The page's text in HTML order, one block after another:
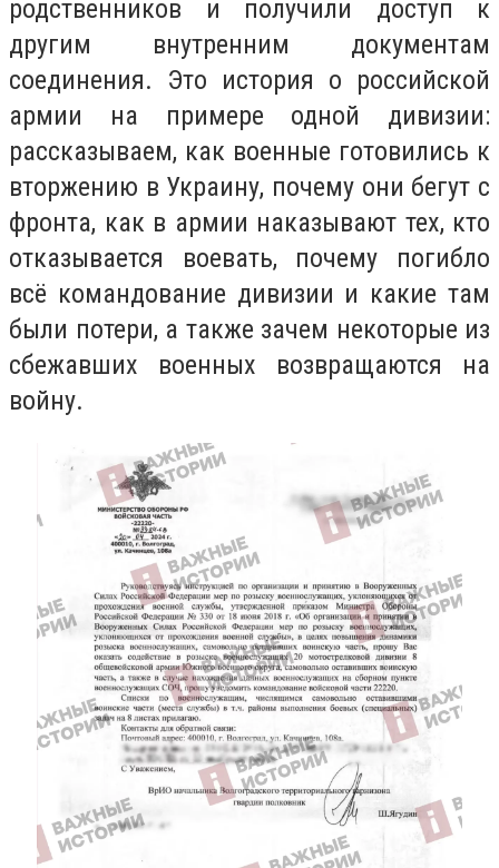
родственников и получили доступ к
другим внутренним документам
соединения. Это история о российской
армии на примере одной дивизии:
рассказываем, как военные готовились к
вторжению в Украину, почему они бегут с
фронта, как в армии наказывают тех, кто
отказывается воевать, почему погибло
всё командование дивизии и какие там
были потери, а также зачем некоторые из
сбежавших военных возвращаются на
войну.